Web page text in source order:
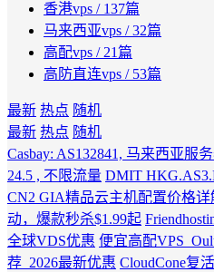
香港vps / 137篇
马来西亚vps / 32篇
高配vps / 21篇
高防直连vps / 53篇
最新 热点 随机
最新 热点 随机
Casbay: AS132841, 马来西亚服
24.5 , 不限流量 DMIT
CN2 GIA精品云主机配置价格详
动，爆款秒杀$1.99起
全球VDS优惠 便宜高配
荐_2026最新优惠 CloudCone复